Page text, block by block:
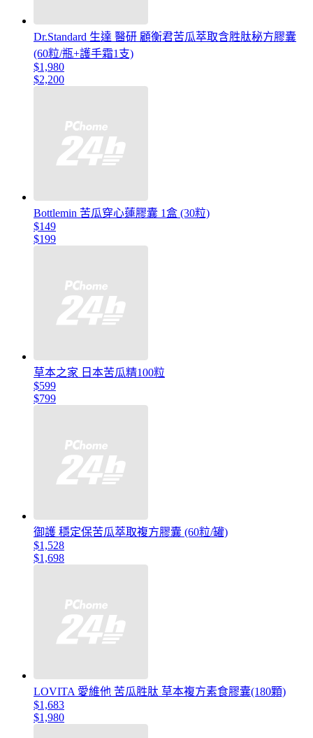
Dr.Standard 生達 醫研 顧衡君苦瓜萃取含胜肽秘方膠囊
(60粒/瓶+護手霜1支)
$1,980
$2,200
Bottlemin 苦瓜穿心蓮膠囊 1盒 (30粒)
$149
$199
草本之家 日本苦瓜精100粒
$599
$799
御護 穩定保苦瓜萃取複方膠囊 (60粒/罐)
$1,528
$1,698
LOVITA 愛維他 苦瓜胜肽 草本複方素食膠囊(180顆)
$1,683
$1,980